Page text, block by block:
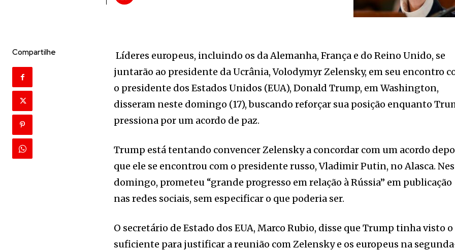
Compartilhe
Líderes europeus, incluindo os da Alemanha, França e do Reino Unido, se
juntarão ao presidente da Ucrânia, Volodymyr Zelensky, em seu encontro
o presidente dos Estados Unidos (EUA), Donald Trump, em Washington,
disseram neste domingo (17), buscando reforçar sua posição enquanto
pressiona por um acordo de paz.
Trump está tentando convencer Zelensky a concordar com um acordo
que ele se encontrou com o presidente russo, Vladimir Putin, no Alasca.
domingo, prometeu “grande progresso em relação à Rússia” em publicação
nas redes sociais, sem especificar o que poderia ser.
O secretário de Estado dos EUA, Marco Rubio, disse que Trump tinha visto o
suficiente para justificar a reunião com Zelensky e os europeus na